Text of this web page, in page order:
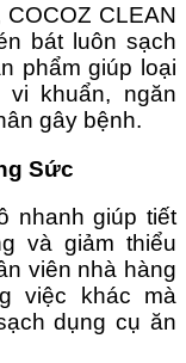
CLEAN
bát luôn sạch
phẩm giúp loại
khuẩn, ngăn
gây bệnh.
Sức
nhanh giúp tiết
và giảm thiểu
viên nhà hàng
việc khác mà
dụng cụ ăn